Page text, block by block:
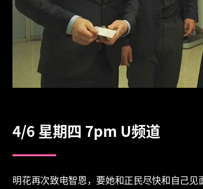
4/6 星期四 7pm U频道
明花再次致电智恩，要她和正民尽快和自己见